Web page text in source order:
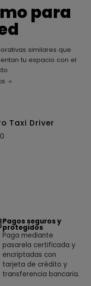
para
similares que
tu espacio con el
Taxi Driver
Pagos seguros y
protegidos
Paga mediante
pasarela certificada y
encriptadas con
tarjeta de crédito y
transferencia bancaria.